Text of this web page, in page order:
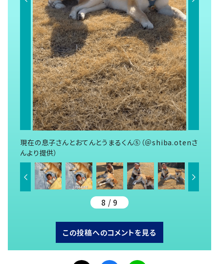
現在の息子さんとおてんとうまるくん⑤（＠shiba.otenさ
んより提供）
8 / 9
この投稿へのコメントを見る